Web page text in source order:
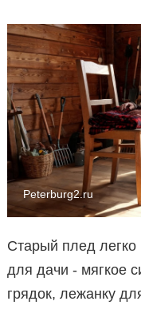
Peterburg2.ru
Старый плед
для дачи - мягкое
грядок, лежанку